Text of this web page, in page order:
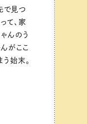
で見つ
て、家
んのう
がここ
始末。